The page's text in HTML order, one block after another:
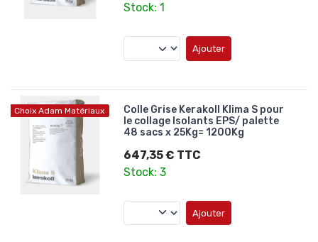
Stock: 1
Ajouter
Choix Adam Matériaux
Colle Grise Kerakoll Klima S pour
le collage Isolants EPS/ palette
48 sacs x 25Kg= 1200Kg
647,35 € TTC
Stock: 3
Ajouter